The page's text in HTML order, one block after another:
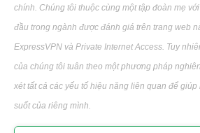
chính. Chúng tôi thuộc cùng một tập đoàn mẹ
đầu trong ngành được đánh giá trên trang web
ExpressVPN và Private Internet Access. Tuy
của chúng tôi tuân theo một phương pháp
xét tất cả các yếu tố hiệu năng liên quan để
suốt của riêng mình.